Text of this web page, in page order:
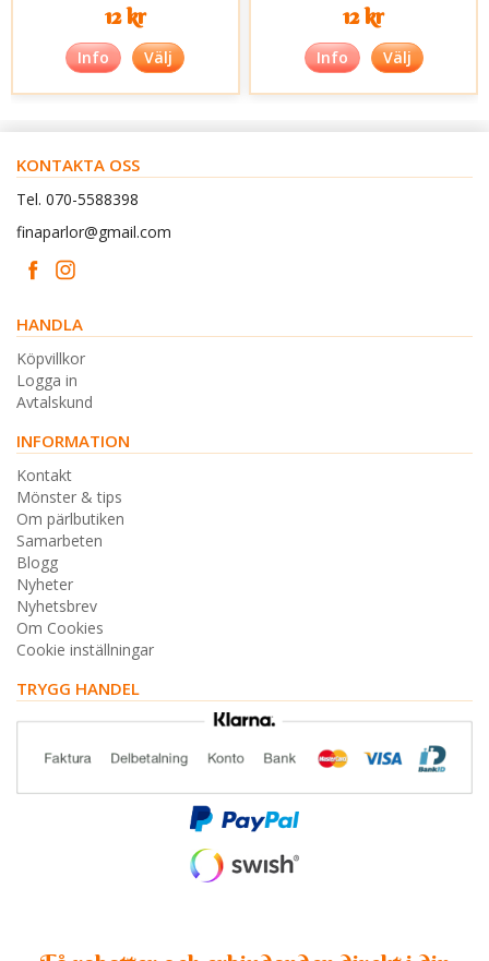
12 kr
Info Välj
12 kr
Info Välj
KONTAKTA OSS
Tel. 070-5588398
finaparlor@gmail.com
HANDLA
Köpvillkor
Logga in
Avtalskund
INFORMATION
Kontakt
Mönster & tips
Om pärlbutiken
Samarbeten
Blogg
Nyheter
Nyhetsbrev
Om Cookies
Cookie inställningar
TRYGG HANDEL